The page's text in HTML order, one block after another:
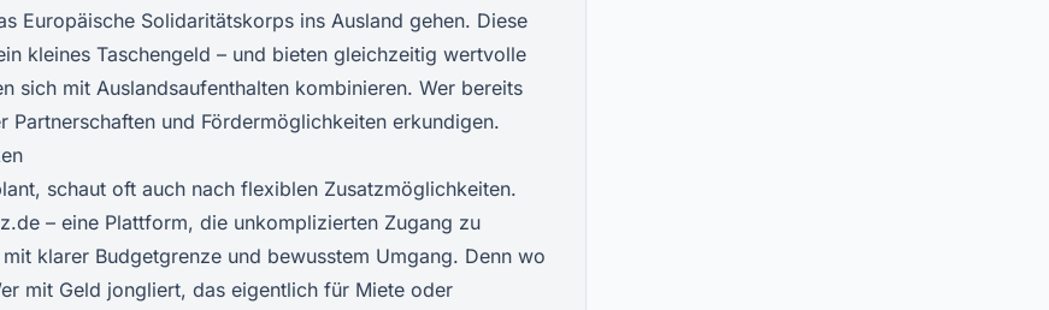
Europäische Solidaritätskorps ins Ausland gehen. Diese
kleines Taschengeld – und bieten gleichzeitig wertvolle
sich mit Auslandsaufenthalten kombinieren. Wer bereits
und Fördermöglichkeiten erkundigen.
schaut oft auch nach flexiblen Zusatzmöglichkeiten.
– eine Plattform, die unkomplizierten Zugang zu
klarer Budgetgrenze und bewusstem Umgang. Denn wo
mit Geld jongliert, das eigentlich für Miete oder